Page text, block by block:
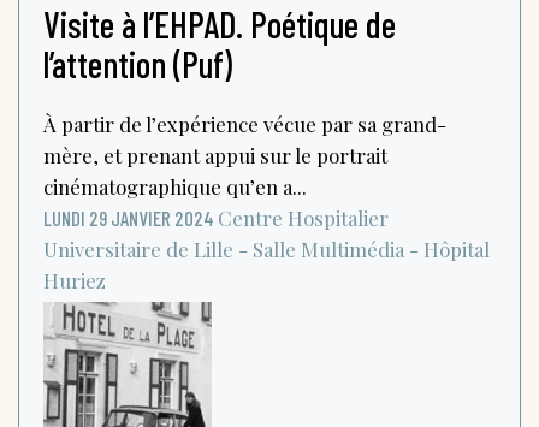
Visite à l’EHPAD. Poétique de
l’attention (Puf)
À partir de l’expérience vécue par sa grand-
mère, et prenant appui sur le portrait
cinématographique qu’en a...
LUNDI 29 JANVIER 2024 Centre Hospitalier
Universitaire de Lille - Salle Multimédia - Hôpital
Huriez